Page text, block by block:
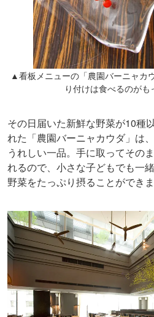
▲看板メニューの「農園バーニャカ
り付けは食べるのがも
その日届いた新鮮な野菜が10種
れた「農園バーニャカウダ」は
うれしい一品。手に取ってその
れるので、小さな子どもでも一
野菜をたっぷり摂ることができま